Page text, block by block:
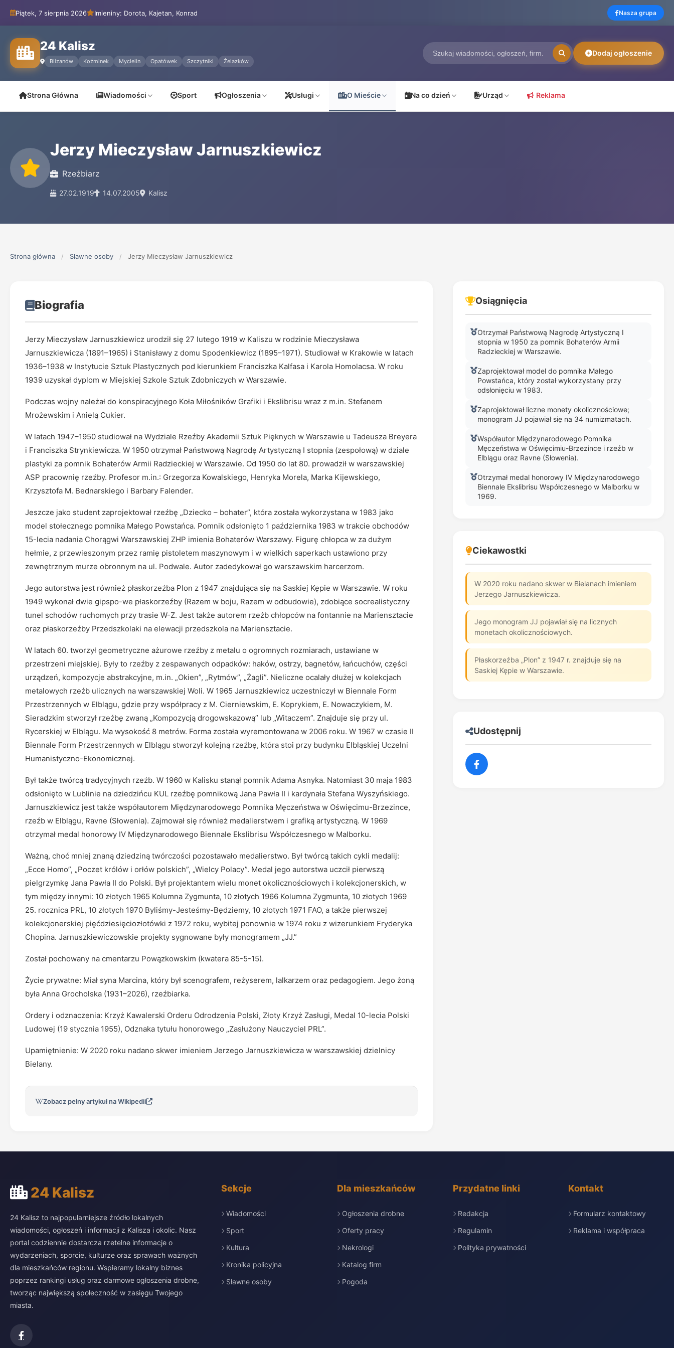
Piątek, 7 sierpnia 2026 Imieniny: Dorota, Kajetan, Konrad Nasza grupa
24 Kalisz
Blizanów Koźminek Mycielin Opatówek Szczytniki Żelazków
Dodaj ogłoszenie
Strona Główna Wiadomości Sport Ogłoszenia Usługi O Mieście Na co dzień Urząd Reklama
Jerzy Mieczysław Jarnuszkiewicz
Rzeźbiarz
27.02.1919 14.07.2005 Kalisz
Strona główna / Sławne osoby / Jerzy Mieczysław Jarnuszkiewicz
Biografia
Jerzy Mieczysław Jarnuszkiewicz urodził się 27 lutego 1919 w Kaliszu w rodzinie Mieczysława
Jarnuszkiewicza (1891–1965) i Stanisławy z domu Spodenkiewicz (1895–1971). Studiował w Krakowie w latach
1936–1938 w Instytucie Sztuk Plastycznych pod kierunkiem Franciszka Kalfasa i Karola Homolacsa. W roku
1939 uzyskał dyplom w Miejskiej Szkole Sztuk Zdobniczych w Warszawie.
Podczas wojny należał do konspiracyjnego Koła Miłośników Grafiki i Ekslibrisu wraz z m.in. Stefanem
Mrożewskim i Anielą Cukier.
W latach 1947–1950 studiował na Wydziale Rzeźby Akademii Sztuk Pięknych w Warszawie u Tadeusza Breyera
i Franciszka Strynkiewicza. W 1950 otrzymał Państwową Nagrodę Artystyczną I stopnia (zespołową) w dziale
plastyki za pomnik Bohaterów Armii Radzieckiej w Warszawie. Od 1950 do lat 80. prowadził w warszawskiej
ASP pracownię rzeźby. Profesor m.in.: Grzegorza Kowalskiego, Henryka Morela, Marka Kijewskiego,
Krzysztofa M. Bednarskiego i Barbary Falender.
Jeszcze jako student zaprojektował rzeźbę „Dziecko – bohater”, która została wykorzystana w 1983 jako
model stołecznego pomnika Małego Powstańca. Pomnik odsłonięto 1 października 1983 w trakcie obchodów
15-lecia nadania Chorągwi Warszawskiej ZHP imienia Bohaterów Warszawy. Figurę chłopca w za dużym
hełmie, z przewieszonym przez ramię pistoletem maszynowym i w wielkich saperkach ustawiono przy
zewnętrznym murze obronnym na ul. Podwale. Autor zadedykował go warszawskim harcerzom.
Jego autorstwa jest również płaskorzeźba Plon z 1947 znajdująca się na Saskiej Kępie w Warszawie. W roku
1949 wykonał dwie gipspo-we płaskorzeźby (Razem w boju, Razem w odbudowie), zdobiące socrealistyczny
tunel schodów ruchomych przy trasie W-Z. Jest także autorem rzeźb chłopców na fontannie na Mariensztacie
oraz płaskorzeźby Przedszkolaki na elewacji przedszkola na Mariensztacie.
W latach 60. tworzył geometryczne ażurowe rzeźby z metalu o ogromnych rozmiarach, ustawiane w
przestrzeni miejskiej. Były to rzeźby z zespawanych odpadków: haków, ostrzy, bagnetów, łańcuchów, części
urządzeń, kompozycje abstrakcyjne, m.in. „Okien”, „Rytmów”, „Żagli”. Nieliczne ocalały dłużej w kolekcjach
metalowych rzeźb ulicznych na warszawskiej Woli. W 1965 Jarnuszkiewicz uczestniczył w Biennale Form
Przestrzennych w Elblągu, gdzie przy współpracy z M. Cierniewskim, E. Koprykiem, E. Nowaczykiem, M.
Sieradzkim stworzył rzeźbę zwaną „Kompozycją drogowskazową” lub „Witaczem”. Znajduje się przy ul.
Rycerskiej w Elblągu. Ma wysokość 8 metrów. Forma została wyremontowana w 2006 roku. W 1967 w czasie II
Biennale Form Przestrzennych w Elblągu stworzył kolejną rzeźbę, która stoi przy budynku Elbląskiej Uczelni
Humanistyczno-Ekonomicznej.
Był także twórcą tradycyjnych rzeźb. W 1960 w Kalisku stanął pomnik Adama Asnyka. Natomiast 30 maja 1983
odsłonięto w Lublinie na dziedzińcu KUL rzeźbę pomnikową Jana Pawła II i kardynała Stefana Wyszyńskiego.
Jarnuszkiewicz jest także współautorem Międzynarodowego Pomnika Męczeństwa w Oświęcimu-Brzezince,
rzeźb w Elblągu, Ravne (Słowenia). Zajmował się również medalierstwem i grafiką artystyczną. W 1969
otrzymał medal honorowy IV Międzynarodowego Biennale Ekslibrisu Współczesnego w Malborku.
Ważną, choć mniej znaną dziedziną twórczości pozostawało medalierstwo. Był twórcą takich cykli medalij:
„Ecce Homo”, „Poczet królów i orłów polskich”, „Wielcy Polacy”. Medal jego autorstwa uczcił pierwszą
pielgrzymkę Jana Pawła II do Polski. Był projektantem wielu monet okolicznościowych i kolekcjonerskich, w
tym między innymi: 10 złotych 1965 Kolumna Zygmunta, 10 złotych 1966 Kolumna Zygmunta, 10 złotych 1969
25. rocznica PRL, 10 złotych 1970 Byliśmy-Jesteśmy-Będziemy, 10 złotych 1971 FAO, a także pierwszej
kolekcjonerskiej pięćdziesięciozłotówki z 1972 roku, wybitej ponownie w 1974 roku z wizerunkiem Fryderyka
Chopina. Jarnuszkiewiczowskie projekty sygnowane były monogramem „JJ.”
Został pochowany na cmentarzu Powązkowskim (kwatera 85-5-15).
Życie prywatne: Miał syna Marcina, który był scenografem, reżyserem, lalkarzem oraz pedagogiem. Jego żoną
była Anna Grocholska (1931–2026), rzeźbiarka.
Ordery i odznaczenia: Krzyż Kawalerski Orderu Odrodzenia Polski, Złoty Krzyż Zasługi, Medal 10-lecia Polski
Ludowej (19 stycznia 1955), Odznaka tytułu honorowego „Zasłużony Nauczyciel PRL”.
Upamiętnienie: W 2020 roku nadano skwer imieniem Jerzego Jarnuszkiewicza w warszawskiej dzielnicy
Bielany.
Zobacz pełny artykuł na Wikipedii
Osiągnięcia
Otrzymał Państwową Nagrodę Artystyczną I
stopnia w 1950 za pomnik Bohaterów Armii
Radzieckiej w Warszawie.
Zaprojektował model do pomnika Małego
Powstańca, który został wykorzystany przy
odsłonięciu w 1983.
Zaprojektował liczne monety okolicznościowe;
monogram JJ pojawiał się na 34 numizmatach.
Współautor Międzynarodowego Pomnika
Męczeństwa w Oświęcimiu-Brzezince i rzeźb w
Elblągu oraz Ravne (Słowenia).
Otrzymał medal honorowy IV Międzynarodowego
Biennale Ekslibrisu Współczesnego w Malborku w
1969.
Ciekawostki
W 2020 roku nadano skwer w Bielanach imieniem
Jerzego Jarnuszkiewicza.
Jego monogram JJ pojawiał się na licznych
monetach okolicznościowych.
Płaskorzeźba „Plon” z 1947 r. znajduje się na
Saskiej Kępie w Warszawie.
Udostępnij
24 Kalisz
24 Kalisz to najpopularniejsze źródło lokalnych
wiadomości, ogłoszeń i informacji z Kalisza i okolic. Nasz
portal codziennie dostarcza rzetelne informacje o
wydarzeniach, sporcie, kulturze oraz sprawach ważnych
dla mieszkańców regionu. Wspieramy lokalny biznes
poprzez rankingi usług oraz darmowe ogłoszenia drobne,
tworząc największą społeczność w zasięgu Twojego
miasta.
Sekcje
Wiadomości
Sport
Kultura
Kronika policyjna
Sławne osoby
Dla mieszkańców
Ogłoszenia drobne
Oferty pracy
Nekrologi
Katalog firm
Pogoda
Przydatne linki
Redakcja
Regulamin
Polityka prywatności
Kontakt
Formularz kontaktowy
Reklama i współpraca